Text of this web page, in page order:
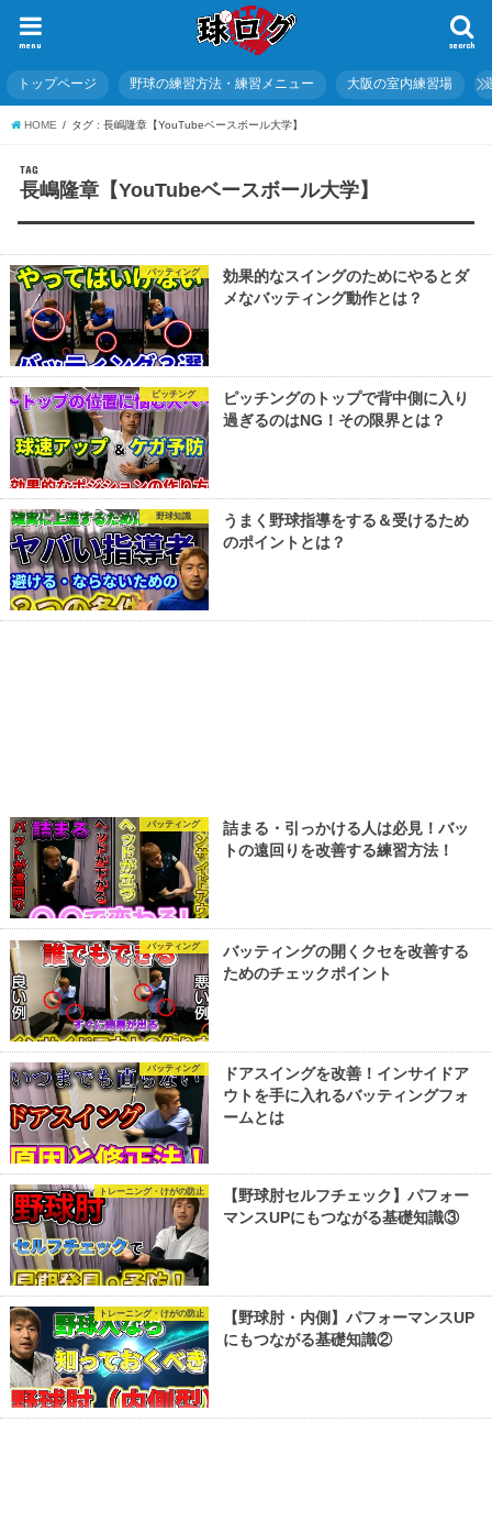
search
menu
トップページ 野球の練習方法・練習メニュー 大阪の室内練習場
HOME タグ : 長嶋隆章【YouTubeベースボール大学】
TAG
長嶋隆章【YouTubeベースボール大学】
バッティング
効果的なスイングのためにやるとダ
メなバッティング動作とは？
ピッチング
ピッチングのトップで背中側に入り
過ぎるのはNG！その限界とは？
野球知識
うまく野球指導をする＆受けるため
のポイントとは？
バッティング
詰まる・引っかける人は必見！バッ
トの遠回りを改善する練習方法！
バッティング
バッティングの開くクセを改善する
ためのチェックポイント
バッティング
ドアスイングを改善！インサイドア
ウトを手に入れるバッティングフォ
ームとは
トレーニング・けがの防止
【野球肘セルフチェック】パフォー
マンスUPにもつながる基礎知識③
トレーニング・けがの防止
【野球肘・内側】パフォーマンスUP
にもつながる基礎知識②